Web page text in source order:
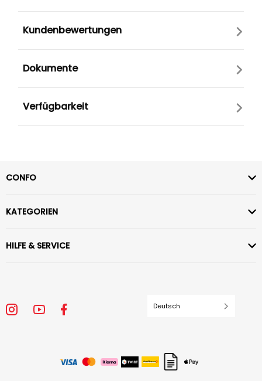
Kundenbewertungen
Dokumente
Verfügbarkeit
CONFO
KATEGORIEN
HILFE & SERVICE
Deutsch